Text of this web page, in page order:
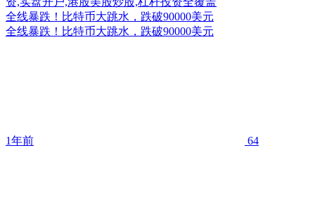
全线暴跌！比特币大跳水，跌破90000美元
全线暴跌！比特币大跳水，跌破90000美元
1年前 64